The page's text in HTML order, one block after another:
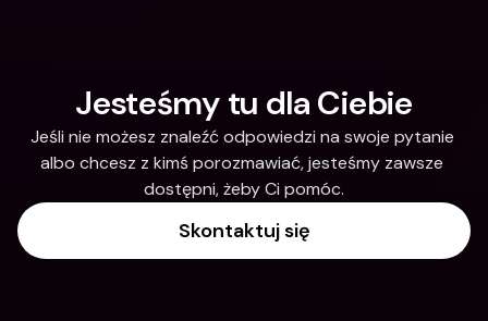
Jesteśmy tu dla Ciebie
Jeśli nie możesz znaleźć odpowiedzi na swoje pytanie
albo chcesz z kimś porozmawiać, jesteśmy zawsze
dostępni, żeby Ci pomóc.
Skontaktuj się